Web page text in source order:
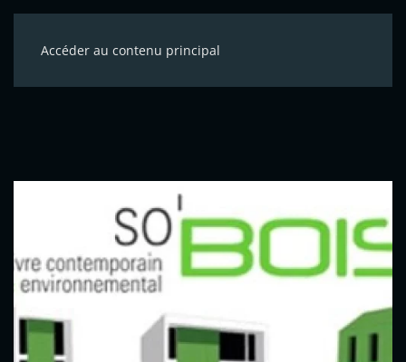
Accéder au contenu principal